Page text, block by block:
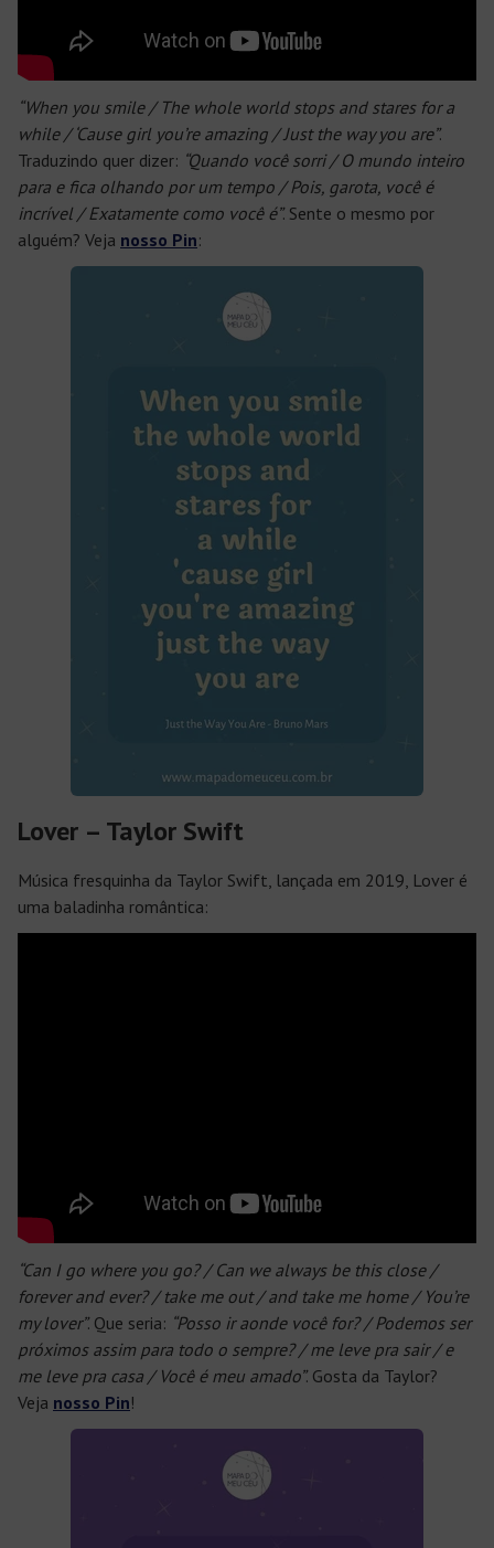
“When you smile / The whole world stops and stares for a
while / ‘Cause girl you’re amazing / Just the way you are”.
Traduzindo quer dizer: “Quando você sorri / O mundo inteiro
para e fica olhando por um tempo / Pois, garota, você é
incrível / Exatamente como você é”. Sente o mesmo por
alguém? Veja nosso Pin:
Lover – Taylor Swift
Música fresquinha da Taylor Swift, lançada em 2019, Lover é
uma baladinha romântica:
“Can I go where you go? / Can we always be this close /
forever and ever? / take me out / and take me home / You’re
my lover”. Que seria: “Posso ir aonde você for? / Podemos ser
próximos assim para todo o sempre? / me leve pra sair / e
me leve pra casa / Você é meu amado”. Gosta da Taylor?
Veja nosso Pin!